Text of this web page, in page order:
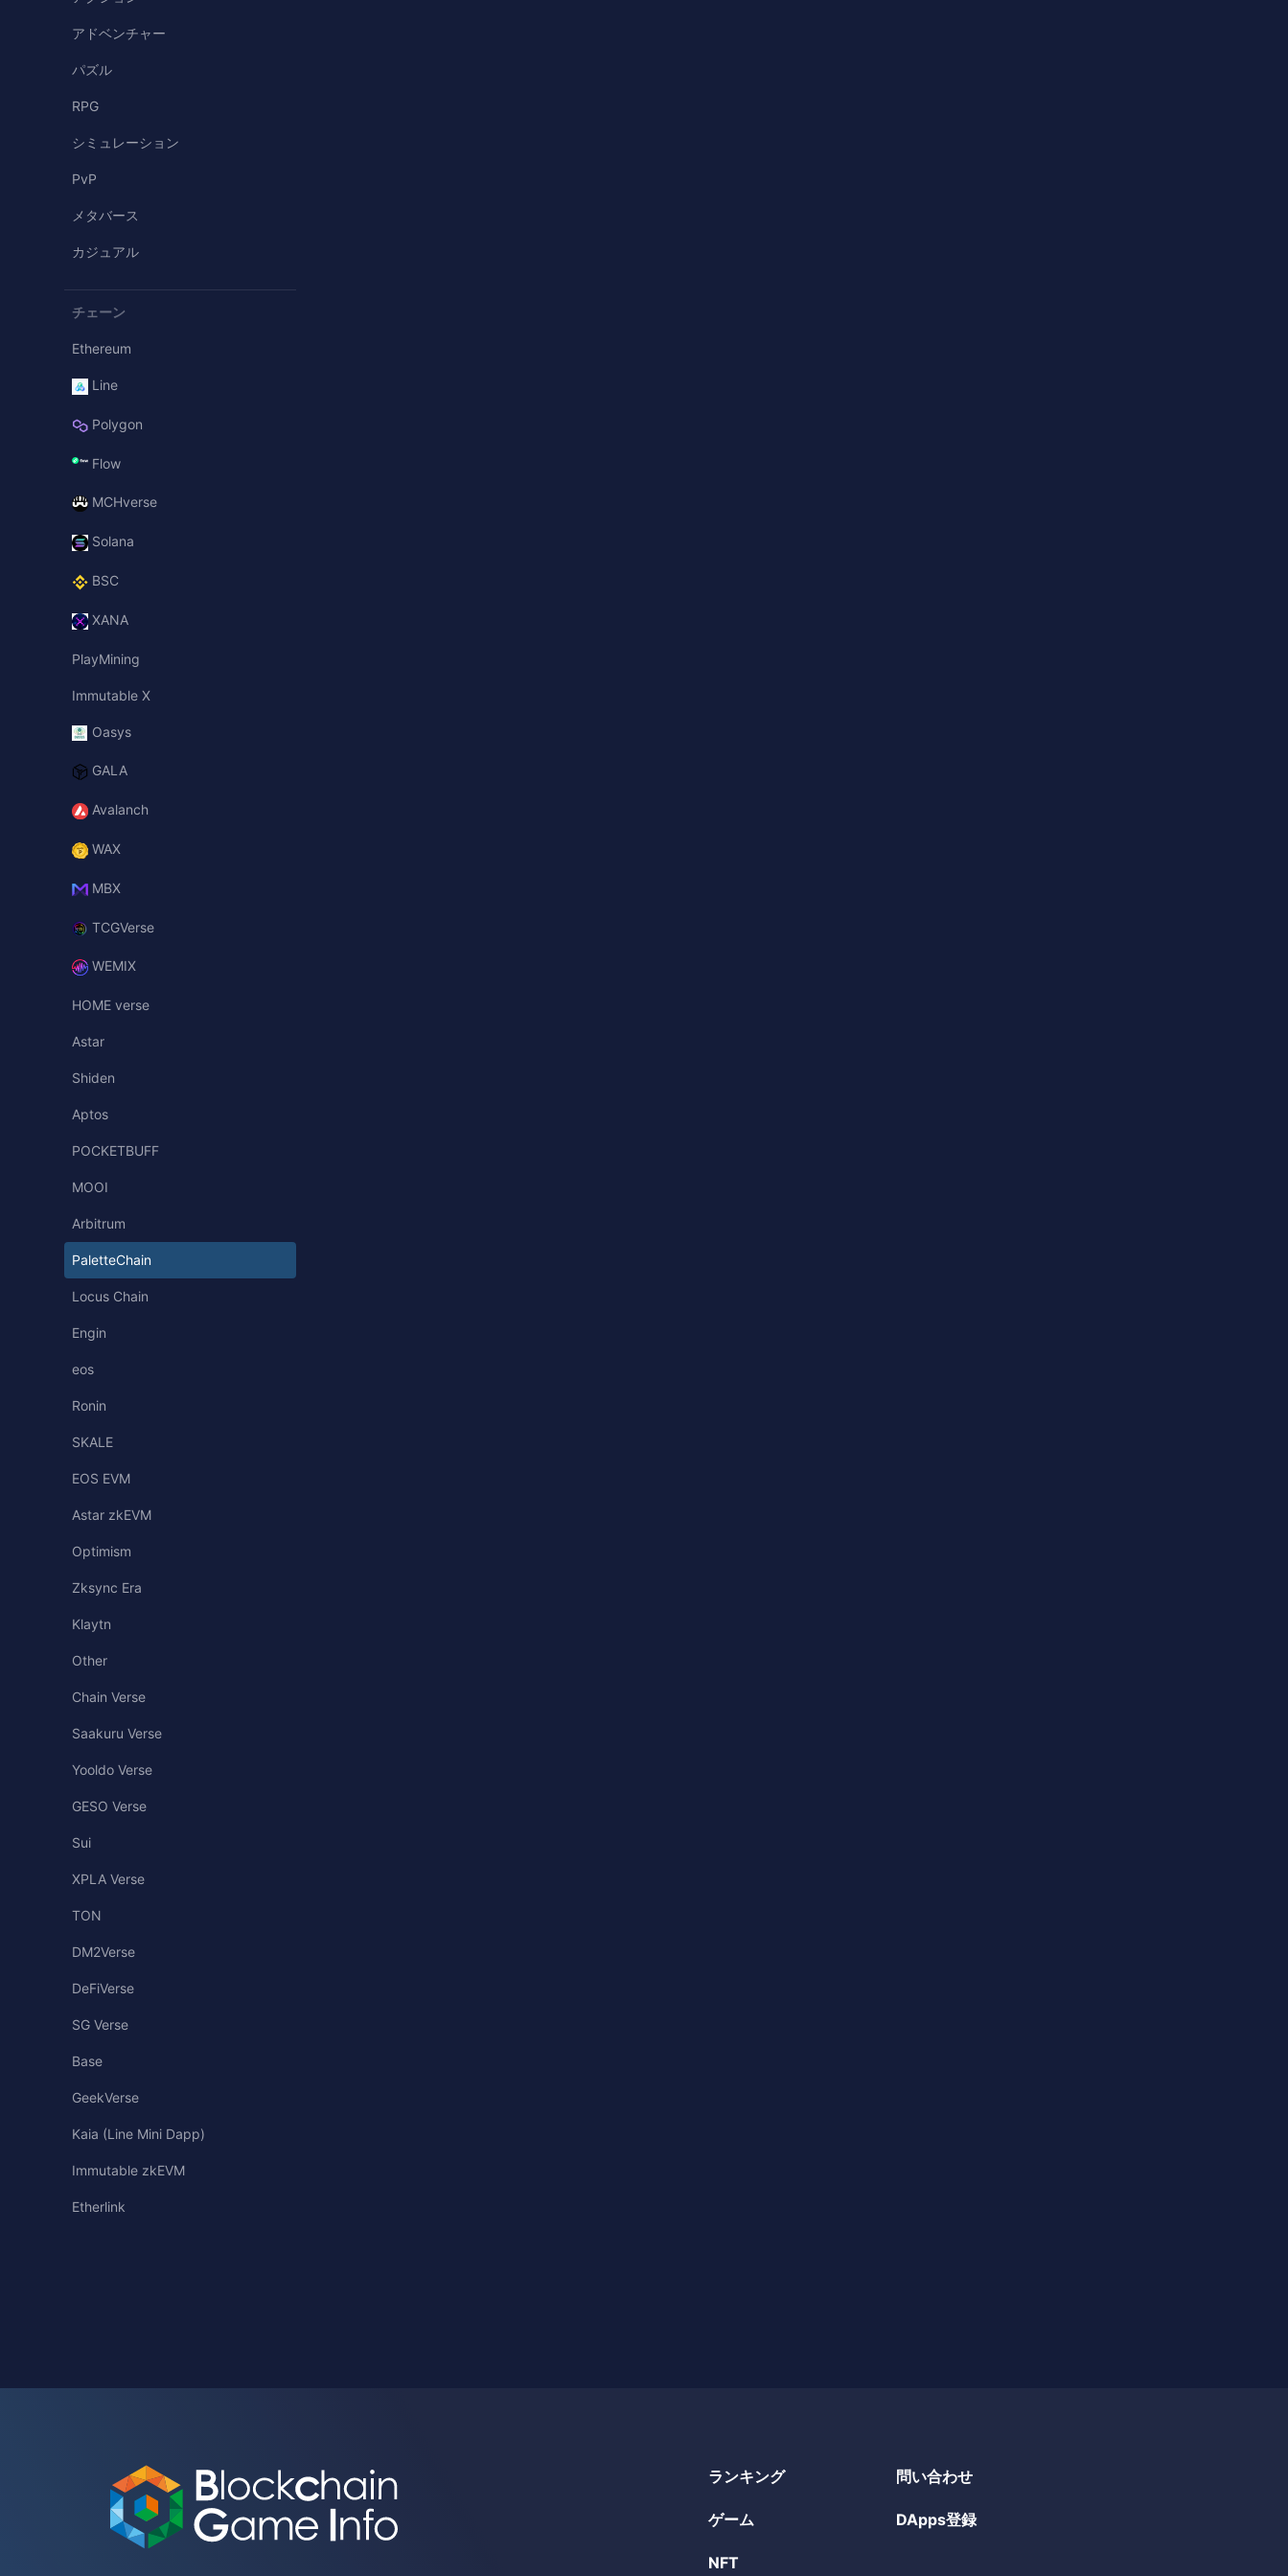
アドベンチャー
パズル
RPG
シミュレーション
PvP
メタバース
カジュアル
チェーン
Ethereum
Line
Polygon
Flow
MCHverse
Solana
BSC
XANA
PlayMining
Immutable X
Oasys
GALA
Avalanch
WAX
MBX
TCGVerse
WEMIX
HOME verse
Astar
Shiden
Aptos
POCKETBUFF
MOOI
Arbitrum
PaletteChain
Locus Chain
Engin
eos
Ronin
SKALE
EOS EVM
Astar zkEVM
Optimism
Zksync Era
Klaytn
Other
Chain Verse
Saakuru Verse
Yooldo Verse
GESO Verse
Sui
XPLA Verse
TON
DM2Verse
DeFiVerse
SG Verse
Base
GeekVerse
Kaia (Line Mini Dapp)
Immutable zkEVM
Etherlink
ランキング
ゲーム
NFT
問い合わせ
DApps登録